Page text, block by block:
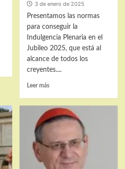
3 de enero de 2025
Presentamos las normas
para conseguir la
Indulgencia Plenaria en el
Jubileo 2025, que está al
alcance de todos los
creyentes....
Leer másLeer
Como
conseguir
Indulgencia
Plenaria